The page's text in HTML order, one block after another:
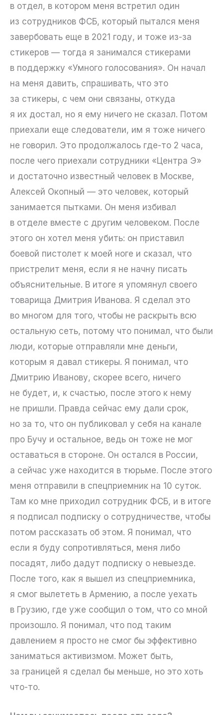
в отдел, в котором меня встретил один
из сотрудников ФСБ, который пытался меня
завербовать еще в 2021 году, и тоже из-за
стикеров — тогда я занимался стикерами
в поддержку «Умного голосования». Он начал
на меня давить, спрашивать, что это
за стикеры, с чем они связаны, откуда
я их достал, но я ему ничего не сказал. Потом
приехали еще следователи, им я тоже ничего
не говорил. Это продолжалось где-то 2 часа,
после чего приехали сотрудники «Центра Э»
и достаточно известный человек в Москве,
Алексей Окопный — это человек, который
занимается пытками. Он меня избивал
в отделе вместе с другим человеком. После
этого он хотел меня убить: он приставил
боевой пистолет к моей ноге и сказал, что
пристрелит меня, если я не начну писать
объяснительные. В итоге я упомянул своего
товарища Дмитрия Иванова. Я сделал это
во многом для того, чтобы не раскрыть всю
остальную сеть, потому что понимал, что были
люди, которые отправляли мне деньги,
которым я давал стикеры. Я понимал, что
Дмитрию Иванову, скорее всего, ничего
не будет, и, к счастью, после этого к нему
не пришли. Правда сейчас ему дали срок,
но за то, что он публиковал у себя на канале
про Бучу и остальное, ведь он тоже не мог
оставаться в стороне. Он остался в России,
а сейчас уже находится в тюрьме. После этого
меня отправили в спецприемник на 10 суток.
Там ко мне приходил сотрудник ФСБ, и в итоге
я подписал подписку о сотрудничестве, чтобы
потом рассказать об этом. Я понимал, что
если я буду сопротивляться, меня либо
посадят, либо дадут подписку о невыезде.
После того, как я вышел из спецприемника,
я смог вылететь в Армению, а после уехать
в Грузию, где уже сообщил о том, что со мной
произошло. Я понимал, что под таким
давлением я просто не смог бы эффективно
заниматься активизмом. Может быть,
за границей я сделал бы меньше, но это хоть
что-то.